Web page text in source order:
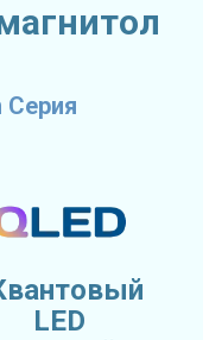
Серия
LED